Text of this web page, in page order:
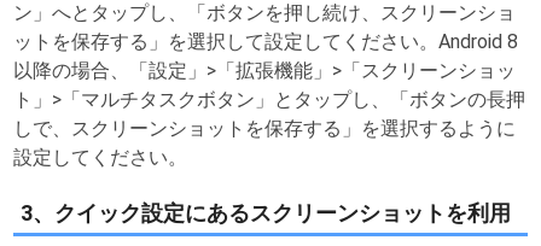
ン」へとタップし、「ボタンを押し続け、スクリーンショ
ットを保存する」を選択して設定してください。Android 8
以降の場合、「設定」>「拡張機能」>「スクリーンショッ
ト」>「マルチタスクボタン」とタップし、「ボタンの長押
しで、スクリーンショットを保存する」を選択するように
設定してください。
3、クイック設定にあるスクリーンショットを利用